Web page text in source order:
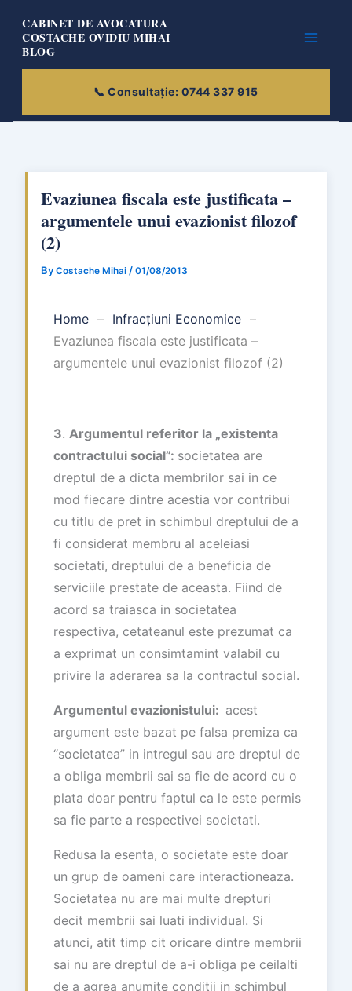
content
CABINET DE AVOCATURA
COSTACHE OVIDIU MIHAI
BLOG
Evaziunea fiscala este justificata –
argumentele unui evazionist filozof
(2)
By Costache Mihai / 01/08/2013
Home – Infracțiuni Economice –
Evaziunea fiscala este justificata –
argumentele unui evazionist filozof (2)
3. Argumentul referitor la „existenta
contractului social”: societatea are
dreptul de a dicta membrilor sai in ce
mod fiecare dintre acestia vor contribui
cu titlu de pret in schimbul dreptului de a
fi considerat membru al aceleiasi
societati, dreptului de a beneficia de
serviciile prestate de aceasta. Fiind de
acord sa traiasca in societatea
respectiva, cetateanul este prezumat ca
a exprimat un consimtamint valabil cu
privire la aderarea sa la contractul social.
Argumentul evazionistului: acest
argument este bazat pe falsa premiza ca
“societatea” in intregul sau are dreptul de
a obliga membrii sai sa fie de acord cu o
plata doar pentru faptul ca le este permis
sa fie parte a respectivei societati.
Redusa la esenta, o societate este doar
un grup de oameni care interactioneaza.
Societatea nu are mai multe drepturi
decit membrii sai luati individual. Si
atunci, atit timp cit oricare dintre membrii
sai nu are dreptul de a-i obliga pe ceilalti
de a agrea anumite conditii in schimbul